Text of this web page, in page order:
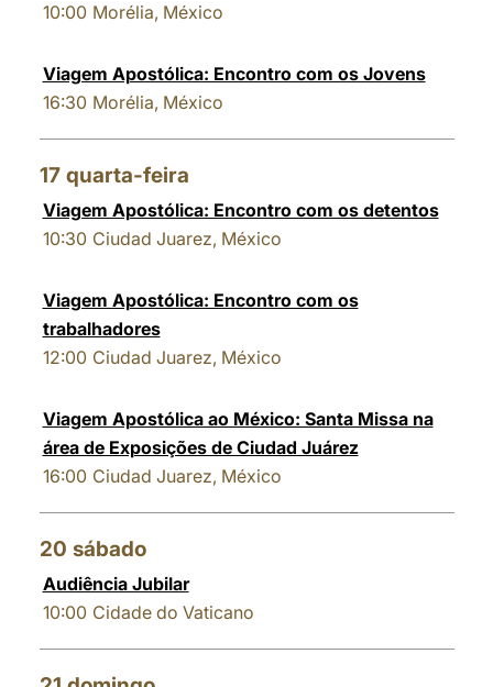
10:00 Morélia, México
Viagem Apostólica: Encontro com os Jovens
16:30 Morélia, México
17 quarta-feira
Viagem Apostólica: Encontro com os detentos
10:30 Ciudad Juarez, México
Viagem Apostólica: Encontro com os
trabalhadores
12:00 Ciudad Juarez, México
Viagem Apostólica ao México: Santa Missa na
área de Exposições de Ciudad Juárez
16:00 Ciudad Juarez, México
20 sábado
Audiência Jubilar
10:00 Cidade do Vaticano